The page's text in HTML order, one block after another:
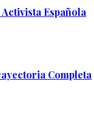
Española
Completa